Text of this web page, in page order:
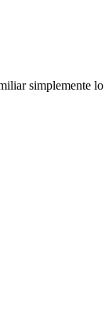
simplemente